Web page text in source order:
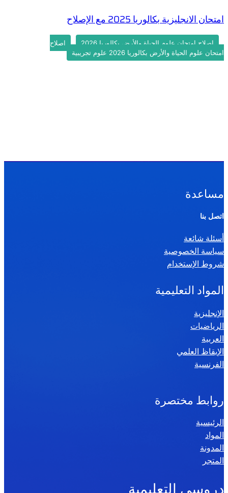
امتحان الانجليزية بكالوريا 2025 مع الإصلاح
اصلاح امتحان علوم الحياة والأرض بكالوريا 2026
اصلاح
امتحان علوم الحياة والأرض بكالوريا 2026 علوم تجريبية
مساعدة
اتصل بنا
أسئلة شائعة
سياسة الخصوصية
شروط الإستخدام
المواد التعليمية
الإنجليزية
الرياضيات
العربية
الإيقاظ العلمي
الفرنسية
روابط مختصرة
الرئيسية
المواد
المدونة
المتجر
دروسي التعليمية